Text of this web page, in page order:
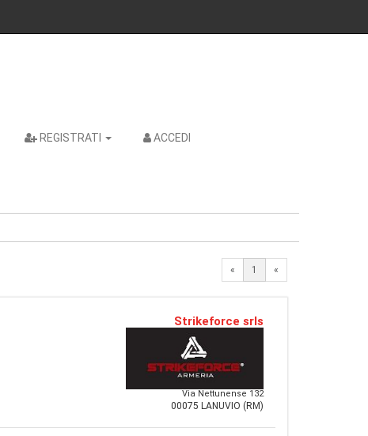
REGISTRATI ACCEDI
« 1 «
Strikeforce srls
Via Nettunense 132
00075 LANUVIO (RM)